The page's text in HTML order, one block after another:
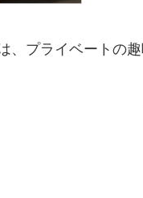
、プライベートの